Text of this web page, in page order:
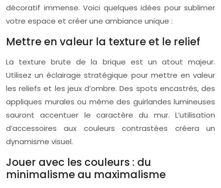
décoratif immense. Voici quelques idées pour sublimer
votre espace et créer une ambiance unique :
Mettre en valeur la texture et le relief
La texture brute de la brique est un atout majeur.
Utilisez un éclairage stratégique pour mettre en valeur
les reliefs et les jeux d’ombre. Des spots encastrés, des
appliques murales ou même des guirlandes lumineuses
sauront accentuer le caractère du mur. L’utilisation
d’accessoires aux couleurs contrastées créera un
dynamisme visuel.
Jouer avec les couleurs : du
minimalisme au maximalisme